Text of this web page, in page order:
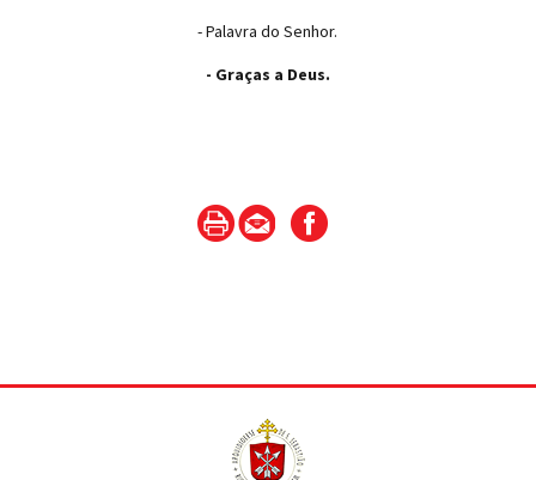
- Palavra do Senhor.
- Graças a Deus.